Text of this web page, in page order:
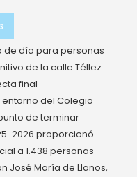
de día para personas
de la calle Téllez
final
del Colegio
de terminar
2026 proporcionó
a 1.438 personas
José María de Llanos,